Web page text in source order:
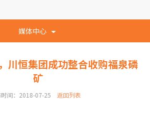
媒体中心
川恒集团成功整合收购福泉磷
矿
时间：2018-07-25 返回列表